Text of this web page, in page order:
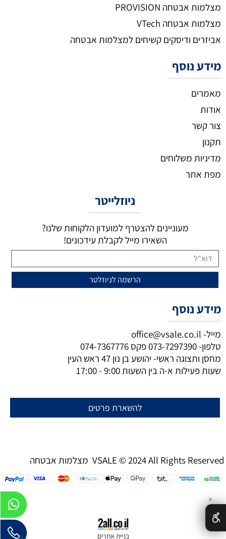
מצלמות אבטחה PROVISION
מצלמות אבטחה VTech
אביזרים ודיסקים קשיחים למצלמות אבטחה
מידע נוסף
מאמרים
אודות
צור קשר
תקנון
מדיניות משלוחים
מפת אתר
ניוזלייטר
מעוניינים להצטרף למועדון הלקוחות שלנו?
השאירו מייל לקבלת עידכונים!
מידע נוסף
מייל- office@vsale.co.il
טלפון-073-7297390פקס 074-7367776
מחסן ותצוגה ראשי- יהושע בן נון 47 ראש העין
שעות פעילות א-ה בין השעות 9:00 - 17:00
להשארת פרטים
מצלמות אבטחה VSALE © 2024 All Rights Reserved
בניית אתרים
✕